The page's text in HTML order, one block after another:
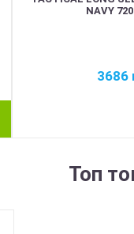
NAVY
3686
Топ